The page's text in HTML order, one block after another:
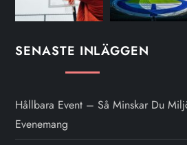
SENASTE INLÄGGEN
Hållbara Event – Så Minskar Du
Evenemang